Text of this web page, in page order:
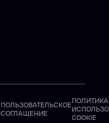
ПОЛЬЗОВАТЕЛЬСКОЕ
СОГЛАШЕНИЕ
ПОЛИТИКА
COOKIE